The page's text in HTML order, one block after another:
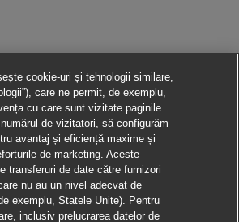
cookie-uri și tehnologii similare,
care ne permit, de exemplu,
cu care sunt vizitate paginile
de vizitatori, să configurăm
avantaj și eficiență maxime și
de marketing. Aceste
transferuri de date către furnizori
nu au un nivel adecvat de
exemplu, Statele Unite). Pentru
inclusiv prelucrarea datelor de